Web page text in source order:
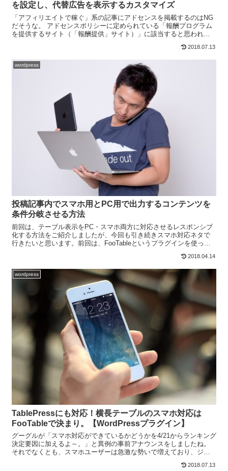
を設定し、代替広告を表示するカスタマイズ
「アフィリエイトで稼ぐ」系の記事にアドセンスを掲載するのはNG
だそうな。 アドセンスポリシーに定められている「報酬プログラム
を提供するサイト（「報酬提供」サイト）」に該当すると思われま
2018.07.13
wordpress
投稿記事内でスマホ用とPC用で出力するコンテンツを
条件分岐させる方法
前回は、テーブル表示をPC・スマホ両方に対応させるレスポンシブ
化する方法をご紹介しましたが、今回も引き続きスマホ対応ネタで
行きたいと思います。前回は、FooTableというプラグインを使って
2018.04.14
wordpress
TablePressにも対応！横長テーブルのスマホ対応は
FooTableで決まり。【WordPressプラグイン】
グーグルが「スマホ対応ができているかどうかを4/21からランキング
決定要因に加えるよ～。」と異例の事前アナウンスをしましたね。
それでなくとも、スマホユーザーは急激な勢いで増えており、ジャ
2018.07.13